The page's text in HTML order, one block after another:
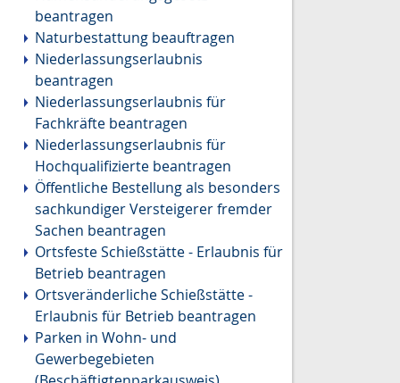
beantragen
Naturbestattung beauftragen
Niederlassungserlaubnis
beantragen
Niederlassungserlaubnis für
Fachkräfte beantragen
Niederlassungserlaubnis für
Hochqualifizierte beantragen
Öffentliche Bestellung als besonders
sachkundiger Versteigerer fremder
Sachen beantragen
Ortsfeste Schießstätte - Erlaubnis für
Betrieb beantragen
Ortsveränderliche Schießstätte -
Erlaubnis für Betrieb beantragen
Parken in Wohn- und
Gewerbegebieten